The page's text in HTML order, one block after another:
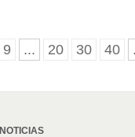
9 ... 20 30 40
NOTICIAS